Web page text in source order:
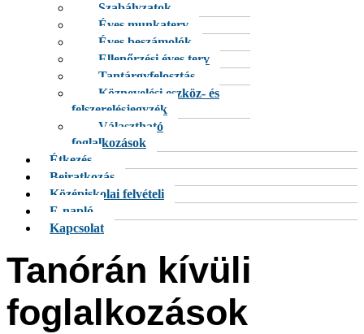
Szabályzatok
Éves munkaterv
Éves beszámolók
Ellenőrzési éves terv
Tantárgyfelosztás
Köznevelési eszköz- és
felszerelésjegyzék
Választható
foglalkozások
Étkezés
Beiratkozás
Középiskolai felvételi
E-napló
Kapcsolat
Tanórán kívüli
foglalkozások